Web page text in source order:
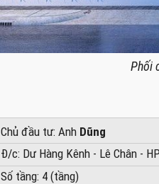
Phối
Chủ đầu tư: Anh Dũng
Đ/c: Dư Hàng Kênh - Lê Chân - HP
Số tầng: 4 (tầng)